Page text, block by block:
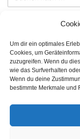
Um dir ein optimales
Cookies, um
zuzugreifen. Wenn du
wie das Surfverhalten
Wenn du deine
bestimmte Merkmale und
Impressum
Die auf dieser
keine
auf Vollständigkeit,
Wertpapiere